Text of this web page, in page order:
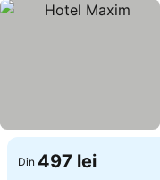
Din 497 lei